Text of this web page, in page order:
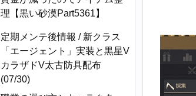
理【黒い砂漠Part5361】
定期メンテ後情報 / 新クラス
「エージェント」実装と黒星V
カラザドV太古防具配布
(07/30)